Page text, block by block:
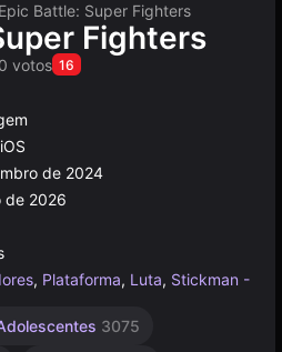
Epic Battle: Super Fighters
Fighters
votos 16
de 2024
de 2026
, Plataforma, Luta, Stickman -
3075